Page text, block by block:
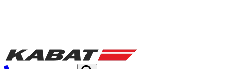
We use cookies to personalize
your use of our site with our social